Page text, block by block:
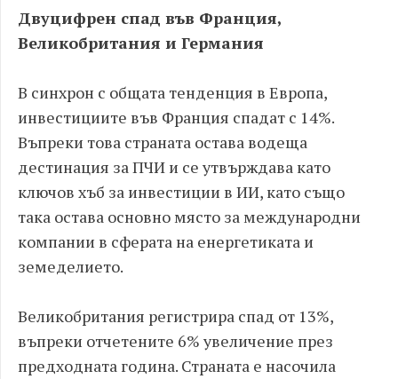
Двуцифрен спад във Франция,
Великобритания и Германия
В синхрон с общата тенденция в Европа,
инвестициите във Франция спадат с 14%.
Въпреки това страната остава водеща
дестинация за ПЧИ и се утвърждава като
ключов хъб за инвестиции в ИИ, като също
така остава основно място за международни
компании в сферата на енергетиката и
земеделието.
Великобритания регистрира спад от 13%,
въпреки отчетените 6% увеличение през
предходната година. Страната е насочила